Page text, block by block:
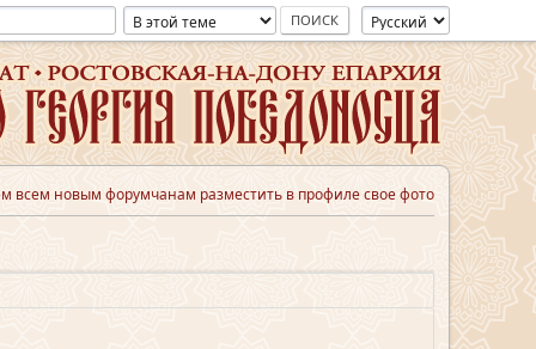
всем новым форумчанам разместить в профиле свое фото